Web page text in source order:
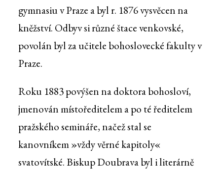
gymnasiu v Praze a byl r. 1876 vysvěcen na
kněžství. Odbyv si různé štace venkovské,
povolán byl za učitele bohoslovecké fakulty v
Praze.
Roku 1883 povýšen na doktora bohosloví,
jmenován místoředitelem a po té ředitelem
pražského semináře, načež stal se
kanovníkem »vždy věrné kapitoly«
svatovítské. Biskup Doubrava byl i literárně